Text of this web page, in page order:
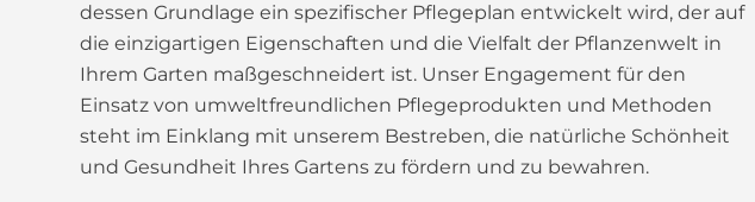
dessen Grundlage ein spezifischer Pflegeplan entwickelt wird, der auf
die einzigartigen Eigenschaften und die Vielfalt der Pflanzenwelt in
Ihrem Garten maßgeschneidert ist. Unser Engagement für den
Einsatz von umweltfreundlichen Pflegeprodukten und Methoden
steht im Einklang mit unserem Bestreben, die natürliche Schönheit
und Gesundheit Ihres Gartens zu fördern und zu bewahren.